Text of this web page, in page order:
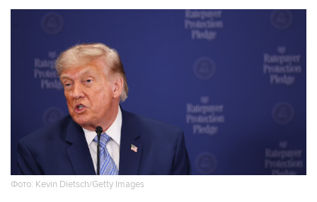
Фото: Kevin Dietsch/Getty Images